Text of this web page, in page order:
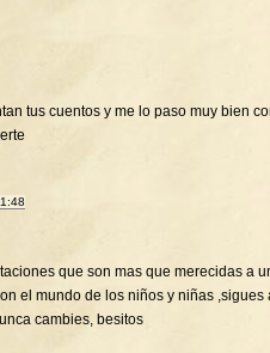
tus cuentos y me lo paso muy bien
que son mas que merecidas a
el mundo de los niños y niñas ,sigues
cambies, besitos